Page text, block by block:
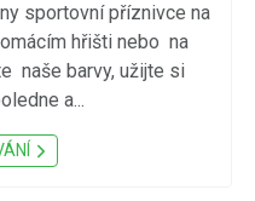
sportovní příznivce na
hřišti nebo na
naše barvy, užijte si
a...